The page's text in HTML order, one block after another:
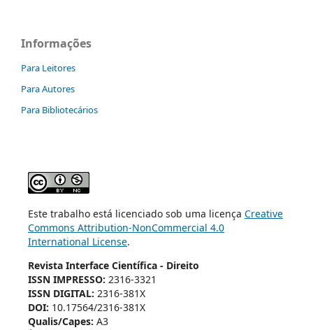
Informações
Para Leitores
Para Autores
Para Bibliotecários
Este trabalho está licenciado sob uma licença Creative
Commons Attribution-NonCommercial 4.0
International License.
Revista Interface Científica - Direito
ISSN IMPRESSO: 2316-3321
ISSN DIGITAL: 2316-381X
DOI: 10.17564/2316-381X
Qualis/Capes: A3